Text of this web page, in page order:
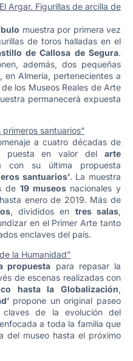
Argar. Figurillas de arcilla de
muestra por primera vez
de toros halladas en el
de Callosa de Segura.
además, dos pequeñas
, en Almería, pertenecientes a
los Museos Reales de Arte
permanecerá expuesta
primeros santuarios”
a cuatro décadas de
puesta en valor del arte
con su última propuesta
santuarios’. La muestra
de 19 museosnacionales y
enero de 2019. Más de
, divididos en tres salas,
en el Primer Arte tanto
enclaves del país.
la Humanidad”
propuesta para repasar la
de escenas realizadas con
hasta la Globalización,
propone un original paseo
de la evolución del
a toda la familia que
del museo hasta el próximo